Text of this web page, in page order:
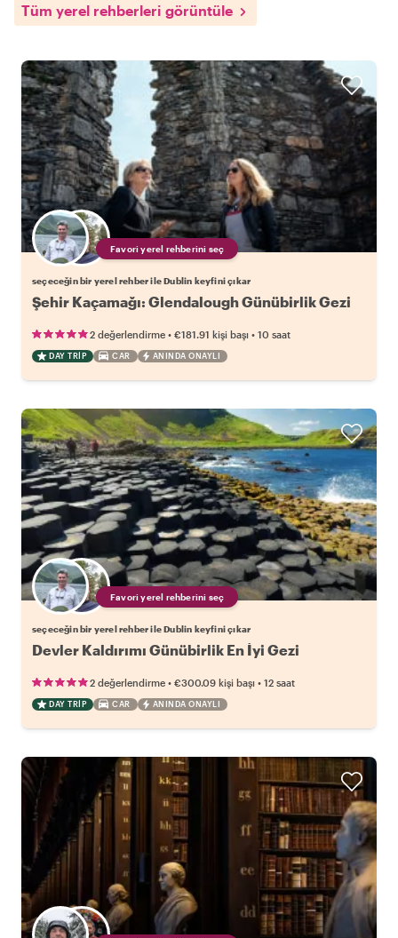
Tüm yerel rehberleri görüntüle
Favori yerel rehberini seç
seçeceğin bir yerel rehber ile Dublin keyfini çıkar
Şehir Kaçamağı: Glendalough Günübirlik Gezi
2 değerlendirme • €181.91 kişi başı • 10 saat
DAY TRIP CAR ANINDA ONAYLI
Favori yerel rehberini seç
seçeceğin bir yerel rehber ile Dublin keyfini çıkar
Devler Kaldırımı Günübirlik En İyi Gezi
2 değerlendirme • €300.09 kişi başı • 12 saat
DAY TRIP CAR ANINDA ONAYLI